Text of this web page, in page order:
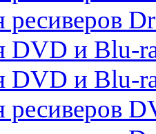
ресиверов
DVD и Blu-
DVD и Blu-
ресиверов